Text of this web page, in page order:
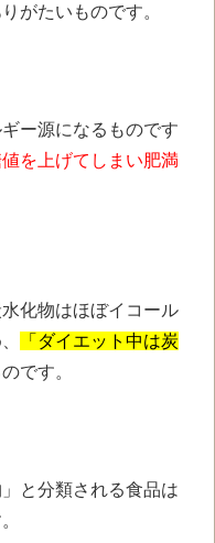
がたいものです。
ー源になるものです
値を上げてしまい肥満
化物はほぼイコール
「ダイエット中は炭
です。
」と分類される食品は